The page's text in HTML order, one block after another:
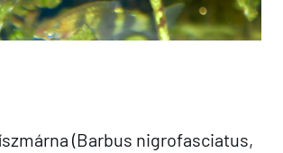
(Barbus nigrofasciatus,